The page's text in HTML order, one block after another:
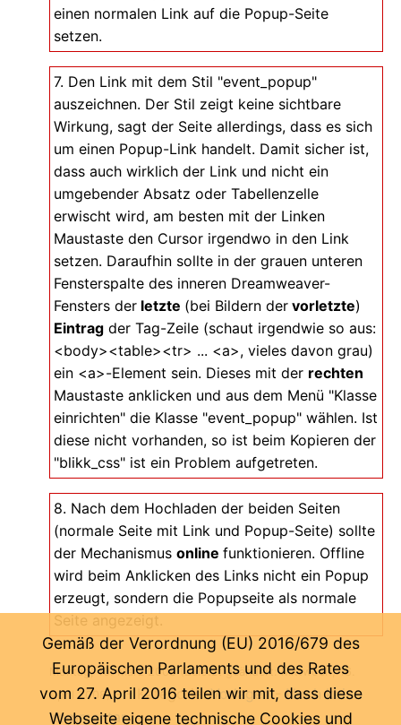
einen normalen Link auf die Popup-Seite
setzen.
7. Den Link mit dem Stil "event_popup"
auszeichnen. Der Stil zeigt keine sichtbare
Wirkung, sagt der Seite allerdings, dass es sich
um einen Popup-Link handelt. Damit sicher ist,
dass auch wirklich der Link und nicht ein
umgebender Absatz oder Tabellenzelle
erwischt wird, am besten mit der Linken
Maustaste den Cursor irgendwo in den Link
setzen. Daraufhin sollte in der grauen unteren
Fensterspalte des inneren Dreamweaver-
Fensters der letzte (bei Bildern der vorletzte)
Eintrag der Tag-Zeile (schaut irgendwie so aus:
<body><table><tr> ... <a>, vieles davon grau)
ein <a>-Element sein. Dieses mit der rechten
Maustaste anklicken und aus dem Menü "Klasse
einrichten" die Klasse "event_popup" wählen. Ist
diese nicht vorhanden, so ist beim Kopieren der
"blikk_css" ist ein Problem aufgetreten.
8. Nach dem Hochladen der beiden Seiten
(normale Seite mit Link und Popup-Seite) sollte
der Mechanismus online funktionieren. Offline
wird beim Anklicken des Links nicht ein Popup
erzeugt, sondern die Popupseite als normale
Seite angezeigt.
Montag, 10. März 2008 (Zuletzt geändert: Mittwoch, 16.
April 2008)-- Kategorie:Vorlagen-Noch kein
Kommentar ...
Gemäß der Verordnung (EU) 2016/679 des
Europäischen Parlaments und des Rates
vom 27. April 2016 teilen wir mit, dass diese
Webseite eigene technische Cookies und